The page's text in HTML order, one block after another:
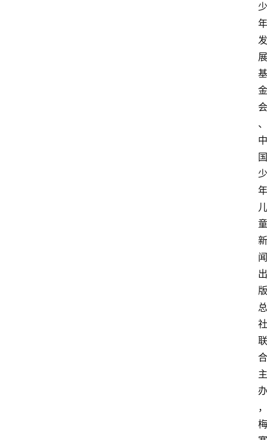
少
年
发
展
基
金
会
、
中
国
少
年
儿
童
新
闻
出
版
总
社
联
合
主
办
，
梅